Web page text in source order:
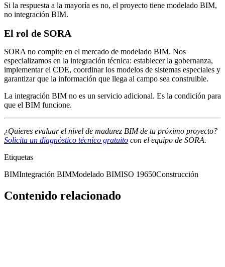
Si la respuesta a la mayoría es no, el proyecto tiene modelado BIM,
no integración BIM.
El rol de SORA
SORA no compite en el mercado de modelado BIM. Nos
especializamos en la integración técnica: establecer la gobernanza,
implementar el CDE, coordinar los modelos de sistemas especiales y
garantizar que la información que llega al campo sea construible.
La integración BIM no es un servicio adicional. Es la condición para
que el BIM funcione.
¿Quieres evaluar el nivel de madurez BIM de tu próximo proyecto?
Solicita un diagnóstico técnico gratuito con el equipo de SORA.
Etiquetas
BIMIntegración BIMModelado BIMISO 19650Construcción
Contenido relacionado